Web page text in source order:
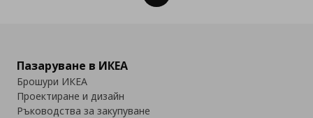
Пазаруване в ИКЕА
Брошури ИКЕА
Проектиране и дизайн
Ръководства за закупуване